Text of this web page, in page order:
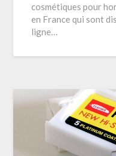
cosmétiques pour
en France qui sont
ligne…